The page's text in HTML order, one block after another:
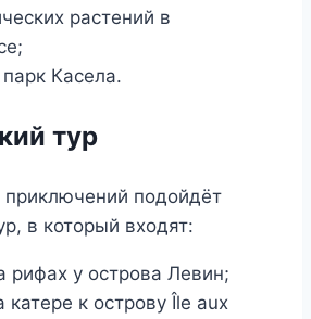
растений в
Касела.
тур
подойдёт
в который входят:
рифах у острова Левин;
катере к острову Île aux